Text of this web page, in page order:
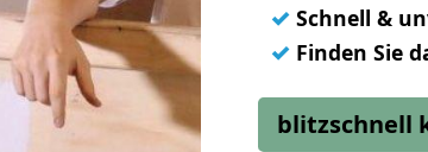
✓ Schnell &
✓ Finden Sie
blitzschnell